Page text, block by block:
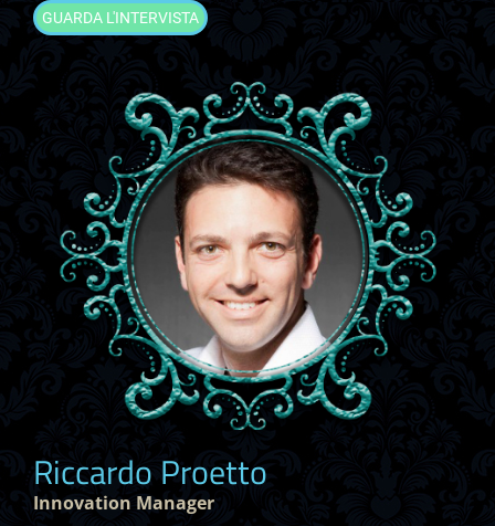
GUARDA L'INTERVISTA
Riccardo Proetto
Innovation Manager